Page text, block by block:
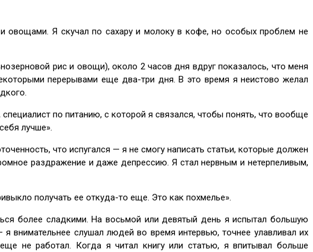
овощами. Я скучал по сахару и молоку в кофе, но особых проблем не
рис и овощи), около 2 часов дня вдруг показалось, что меня
перерывами еще два-три дня. В это время я неистово желал
по питанию, с которой я связался, чтобы понять, что вообще
лучше».
что испугался — я не смогу написать статьи, которые должен
раздражение и даже депрессию. Я стал нервным и нетерпеливым,
получать ее откуда-то еще. Это как похмелье».
более сладкими. На восьмой или девятый день я испытал большую
внимательнее слушал людей во время интервью, точнее улавливал их
не работал. Когда я читал книгу или статью, я впитывал больше